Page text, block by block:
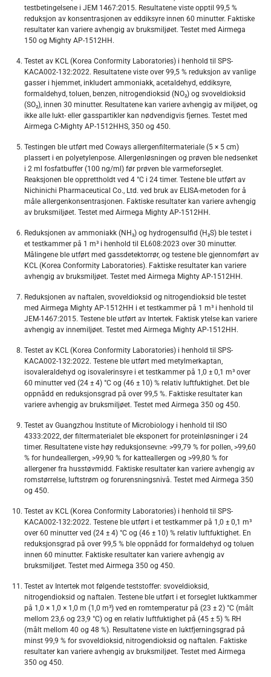
testbetingelsene i JEM 1467:2015. Resultatene viste opptil 99,5 %
reduksjon av konsentrasjonen av eddiksyre innen 60 minutter. Faktiske
resultater kan variere avhengig av bruksmiljøet. Testet med Airmega
150 og Mighty AP-1512HH.
Testet av KCL (Korea Conformity Laboratories) i henhold til SPS-
KACA002-132:2022. Resultatene viste over 99,5 % reduksjon av vanlige
gasser i hjemmet, inkludert ammoniakk, acetaldehyd, eddiksyre,
formaldehyd, toluen, benzen, nitrogendioksid (NO₂) og svoveldioksid
(SO₂), innen 30 minutter. Resultatene kan variere avhengig av miljøet, og
ikke alle lukt- eller gasspartikler kan nødvendigvis fjernes. Testet med
Airmega C-Mighty AP-1512HHS, 350 og 450.
Testingen ble utført med Coways allergenfiltermateriale (5 × 5 cm)
plassert i en polyetylenpose. Allergenløsningen og prøven ble nedsenket
i 2 ml fosfatbuffer (100 ng/ml) før prøven ble varmeforseglet.
Reaksjonen ble opprettholdt ved 4 °C i 24 timer. Testene ble utført av
Nichinichi Pharmaceutical Co., Ltd. ved bruk av ELISA-metoden for å
måle allergenkonsentrasjonen. Faktiske resultater kan variere avhengig
av bruksmiljøet. Testet med Airmega Mighty AP-1512HH.
Reduksjonen av ammoniakk (NH₃) og hydrogensulfid (H₂S) ble testet i
et testkammer på 1 m³ i henhold til EL608:2023 over 30 minutter.
Målingene ble utført med gassdetektorrør, og testene ble gjennomført av
KCL (Korea Conformity Laboratories). Faktiske resultater kan variere
avhengig av bruksmiljøet. Testet med Airmega Mighty AP-1512HH.
Reduksjonen av naftalen, svoveldioksid og nitrogendioksid ble testet
med Airmega Mighty AP-1512HH i et testkammer på 1 m³ i henhold til
JEM-1467:2015. Testene ble utført av Intertek. Faktisk ytelse kan variere
avhengig av innemiljøet. Testet med Airmega Mighty AP-1512HH.
Testet av KCL (Korea Conformity Laboratories) i henhold til SPS-
KACA002-132:2022. Testene ble utført med metylmerkaptan,
isovaleraldehyd og isovalerinsyre i et testkammer på 1,0 ± 0,1 m³ over
60 minutter ved (24 ± 4) °C og (46 ± 10) % relativ luftfuktighet. Det ble
oppnådd en reduksjonsgrad på over 99,5 %. Faktiske resultater kan
variere avhengig av bruksmiljøet. Testet med Airmega 350 og 450.
Testet av Guangzhou Institute of Microbiology i henhold til ISO
4333:2022, der filtermaterialet ble eksponert for proteinløsninger i 24
timer. Resultatene viste høy reduksjonsevne: >99,79 % for pollen, >99,60
% for hundeallergen, >99,90 % for katteallergen og >99,80 % for
allergener fra husstøvmidd. Faktiske resultater kan variere avhengig av
romstørrelse, luftstrøm og forurensningsnivå. Testet med Airmega 350
og 450.
Testet av KCL (Korea Conformity Laboratories) i henhold til SPS-
KACA002-132:2022. Testene ble utført i et testkammer på 1,0 ± 0,1 m³
over 60 minutter ved (24 ± 4) °C og (46 ± 10) % relativ luftfuktighet. En
reduksjonsgrad på over 99,5 % ble oppnådd for formaldehyd og toluen
innen 60 minutter. Faktiske resultater kan variere avhengig av
bruksmiljøet. Testet med Airmega 350 og 450.
Testet av Intertek mot følgende teststoffer: svoveldioksid,
nitrogendioksid og naftalen. Testene ble utført i et forseglet luktkammer
på 1,0 × 1,0 × 1,0 m (1,0 m³) ved en romtemperatur på (23 ± 2) °C (målt
mellom 23,6 og 23,9 °C) og en relativ luftfuktighet på (45 ± 5) % RH
(målt mellom 40 og 48 %). Resultatene viste en luktfjerningsgrad på
minst 99,9 % for svoveldioksid, nitrogendioksid og naftalen. Faktiske
resultater kan variere avhengig av bruksmiljøet. Testet med Airmega
350 og 450.